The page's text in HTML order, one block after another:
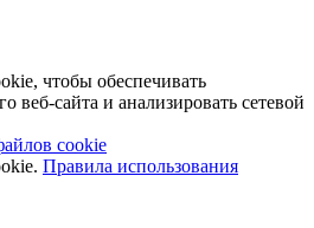
чтобы обеспечивать
веб-сайта и анализировать сетевой
cookie
Правила использования